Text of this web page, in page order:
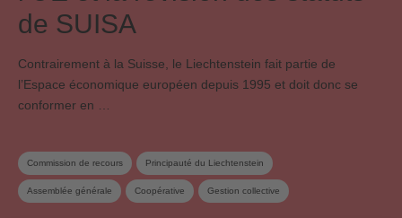
de SUISA
Contrairement à la Suisse, le Liechtenstein fait partie de
l’Espace économique européen depuis 1995 et doit donc se
conformer en …
Commission de recours Principauté du Liechtenstein
Assemblée générale Coopérative Gestion collective